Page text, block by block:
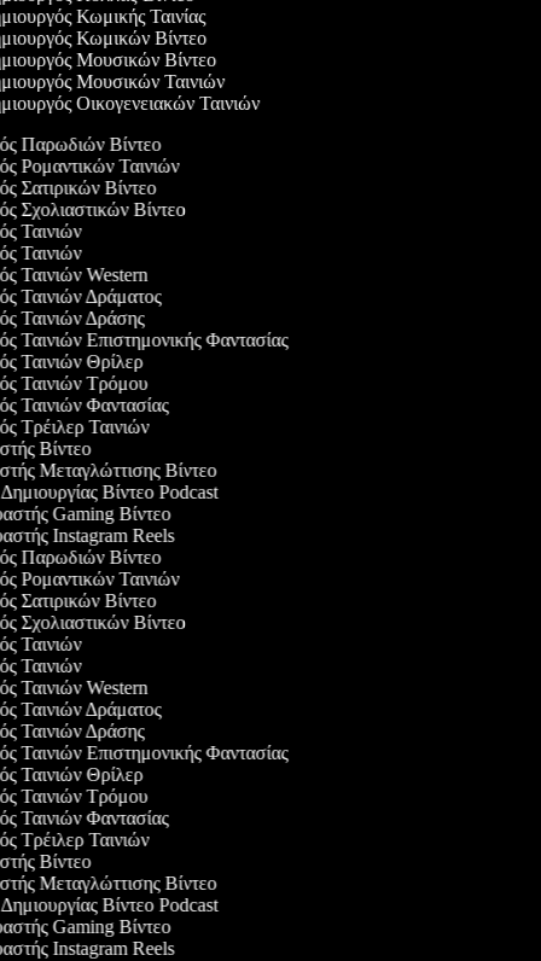
Κωμικής Ταινίας
Κωμικών Βίντεο
Μουσικών Βίντεο
Μουσικών Ταινιών
Οικογενειακών Ταινιών
Παρωδιών Βίντεο
Ρομαντικών Ταινιών
Σατιρικών Βίντεο
Σχολιαστικών Βίντεο
Ταινιών
Ταινιών
Ταινιών Western
Ταινιών Δράματος
Ταινιών Δράσης
Ταινιών Επιστημονικής Φαντασίας
Ταινιών Θρίλερ
Ταινιών Τρόμου
Ταινιών Φαντασίας
Τρέιλερ Ταινιών
Βίντεο
Μεταγλώττισης Βίντεο
Δημιουργίας Βίντεο Podcast
Gaming Βίντεο
Instagram Reels
Παρωδιών Βίντεο
Ρομαντικών Ταινιών
Σατιρικών Βίντεο
Σχολιαστικών Βίντεο
Ταινιών
Ταινιών
Ταινιών Western
Ταινιών Δράματος
Ταινιών Δράσης
Ταινιών Επιστημονικής Φαντασίας
Ταινιών Θρίλερ
Ταινιών Τρόμου
Ταινιών Φαντασίας
Τρέιλερ Ταινιών
Βίντεο
Μεταγλώττισης Βίντεο
Δημιουργίας Βίντεο Podcast
Gaming Βίντεο
Instagram Reels